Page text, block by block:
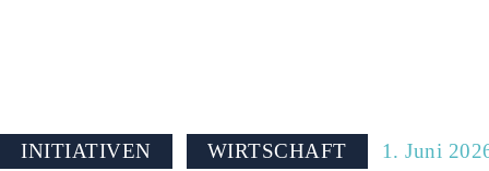
THEMEN
INITIATIVEN WIRTSCHAFT 1. Juni